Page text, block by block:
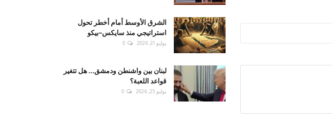
الشرق الأوسط أمام أخطر تحول
استراتيجي منذ سايكس–بيكو
يوليو 31, 2026 0
لبنان بين واشنطن ودمشق... هل تتغير
قواعد اللعبة؟
يوليو 25, 2026 0